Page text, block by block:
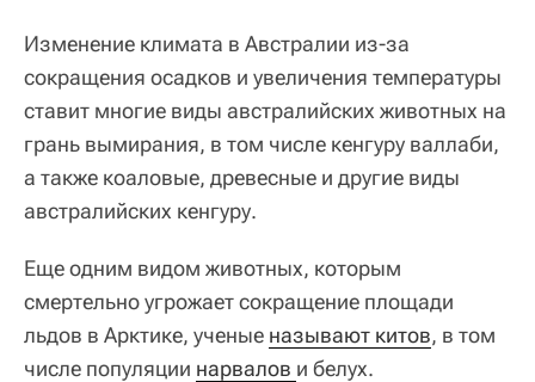
Изменение климата в Австралии из-за
сокращения осадков и увеличения температуры
ставит многие виды австралийских животных на
грань вымирания, в том числе кенгуру валлаби,
а также коаловые, древесные и другие виды
австралийских кенгуру.
Еще одним видом животных, которым
смертельно угрожает сокращение площади
льдов в Арктике, ученые называют китов, в том
числе популяции нарвалов и белух.